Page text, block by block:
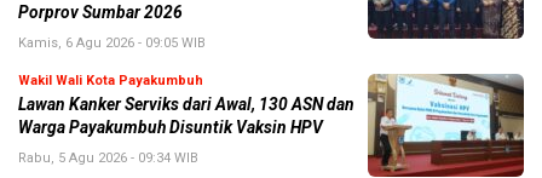
Porprov Sumbar 2026
Kamis, 6 Agu 2026 - 09:05 WIB
Wakil Wali Kota Payakumbuh
Lawan Kanker Serviks dari Awal, 130 ASN dan
Warga Payakumbuh Disuntik Vaksin HPV
Rabu, 5 Agu 2026 - 09:34 WIB